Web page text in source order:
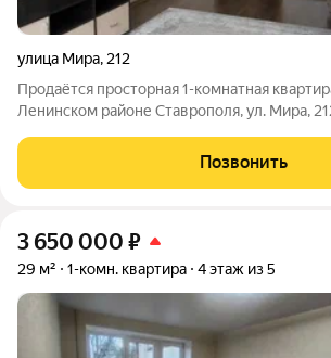
улица Мира, 212
Продаётся просторная 1-комнатная
Ленинском районе Ставрополя, ул. Мира,
Покупатель получает не пустые стены, а
вариант, куда можно заехать без крупных
Позвонить
3 650 000 ₽
29 м² 1-комн. квартира 4 этаж из 5